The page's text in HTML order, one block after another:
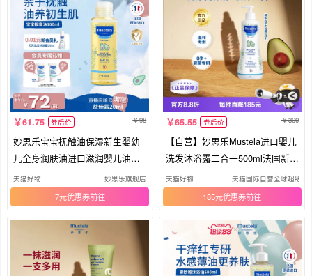
61.75 券后价 98
妙思乐宝宝抚触油保湿新生婴幼
儿全身润肤油进口滋润婴儿油按
摩油
天猫好物 妙思乐旗舰店
7元优惠券
65.55 券后价 300
【自营】妙思乐Mustela进口婴儿
洗发沐浴露二合一500ml法国新生
儿
天猫好物 天猫国际自营全球超级店
185元优惠券